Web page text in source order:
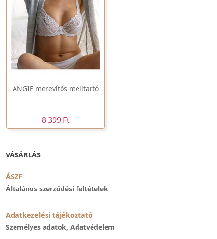
ANGIE merevítős melltartó
8 399 Ft
VÁSÁRLÁS
ÁSZF
Általános szerződési feltételek
Adatkezelési tájékoztató
Személyes adatok, Adatvédelem